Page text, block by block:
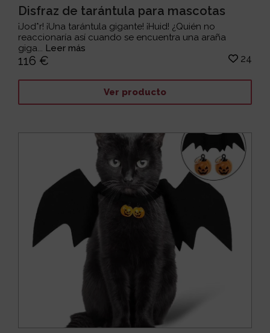
Disfraz de tarántula para mascotas
¡Jod*r! ¡Una tarántula gigante! ¡Huid! ¿Quién no
reaccionaría así cuando se encuentra una araña
giga... Leer más
116 € 24
Ver producto